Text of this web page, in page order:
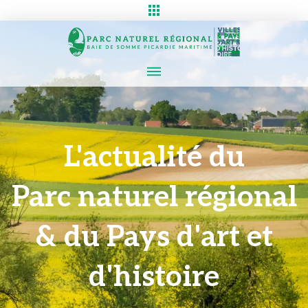
L'actualité du
Parc naturel régional
& du Pays d'art et
d'histoire